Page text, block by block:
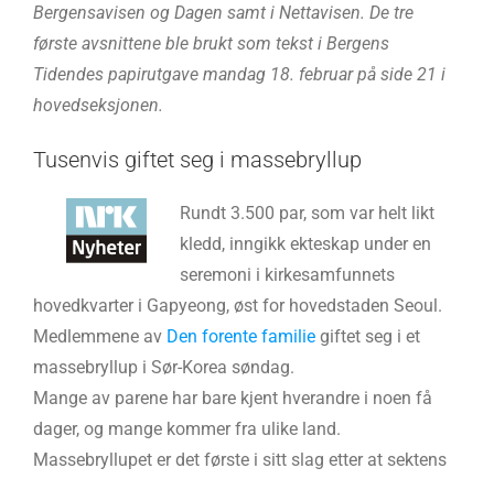
Bergensavisen og Dagen samt i Nettavisen. De tre
første avsnittene ble brukt som tekst i Bergens
Tidendes papirutgave mandag 18. februar på side 21 i
hovedseksjonen.
Tusenvis giftet seg i massebryllup
Rundt 3.500 par, som var helt likt
kledd, inngikk ekteskap under en
seremoni i kirkesamfunnets
hovedkvarter i Gapyeong, øst for hovedstaden Seoul.
Medlemmene av Den forente familie giftet seg i et
massebryllup i Sør-Korea søndag.
Mange av parene har bare kjent hverandre i noen få
dager, og mange kommer fra ulike land.
Massebryllupet er det første i sitt slag etter at sektens